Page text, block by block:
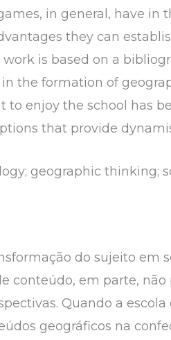
in general, have in
they can
is based on a
the formation of
enjoy the school has
that provide
geographic thinking;
do sujeito em
conteúdo, em parte,
Quando a escola
geográficos na